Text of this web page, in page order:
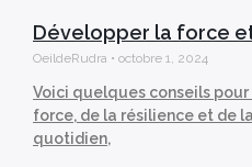
Développer la force
OeildeRudra octobre 1, 2024
Voici quelques conseils
force, de la résilience et de
quotidien,